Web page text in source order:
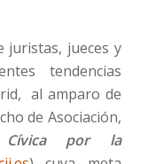
juristas, jueces y
tendencias
al amparo de
de Asociación,
Cívica por la